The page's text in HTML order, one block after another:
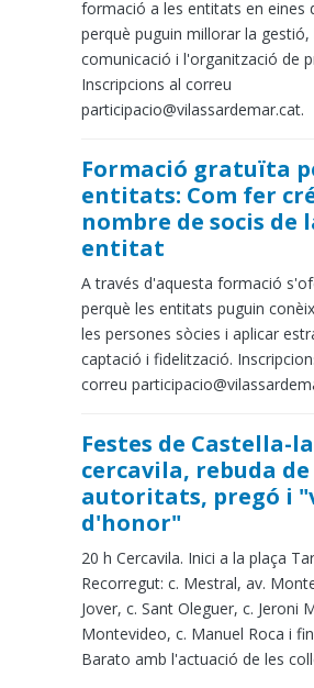
formació a les entitats en eines
perquè puguin millorar la gestió,
comunicació i l'organització de
Inscripcions al correu
participacio@vilassardemar.cat.
Formació gratuïta
entitats: Com fer
nombre de socis de
entitat
A través d'aquesta formació
perquè les entitats puguin
les persones sòcies i aplicar
captació i fidelització.
correu
Festes de Castella-
cercavila, rebuda de
autoritats, pregó i
d'honor"
20 h Cercavila. Inici a la plaça
Recorregut: c. Mestral, av.
Jover, c. Sant Oleguer, c. Jeroni
Montevideo, c. Manuel Roca i
Barato amb l'actuació de les